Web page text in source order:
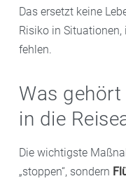
Das ersetzt keine
Risiko in Situationen,
fehlen.
Was
in die
Die wichtigste
„stoppen“, sondern